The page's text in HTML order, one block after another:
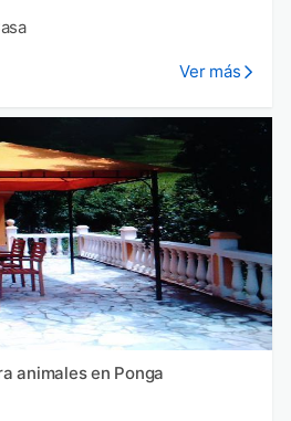
Ver más
animales en Ponga